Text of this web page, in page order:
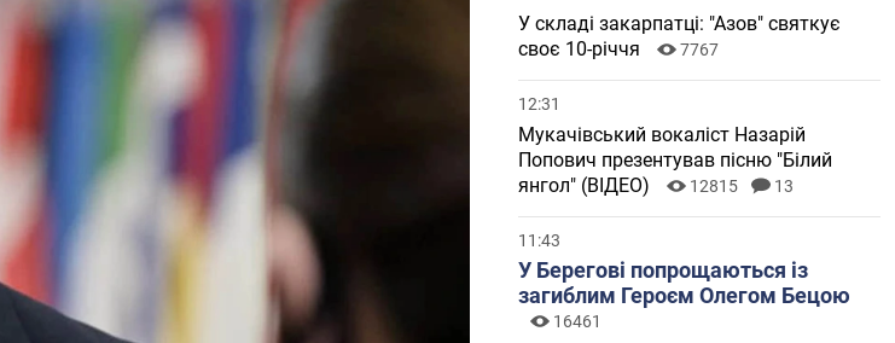
У складі закарпатці: "Азов" святкує
своє 10-річчя
7767
12:31
Мукачівський вокаліст Назарій
Попович презентував пісню "Білий
янгол" (ВІДЕО)
12815 13
11:43
У Берегові попрощаються із
загиблим Героєм Олегом Бецою
16461